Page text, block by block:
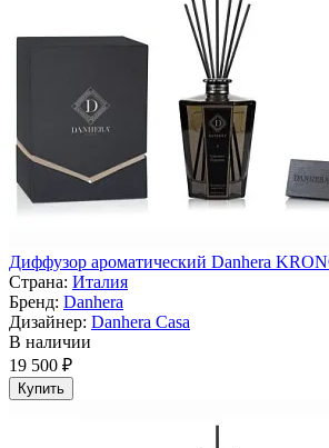
Диффузор ароматический Danhera
Страна: Италия
Бренд: Danhera
Дизайнер: Danhera Casa
В наличии
19 500 ₽
Купить